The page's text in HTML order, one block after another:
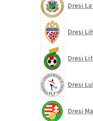
Dresi
Dresi
Dresi
Dresi
Dresi